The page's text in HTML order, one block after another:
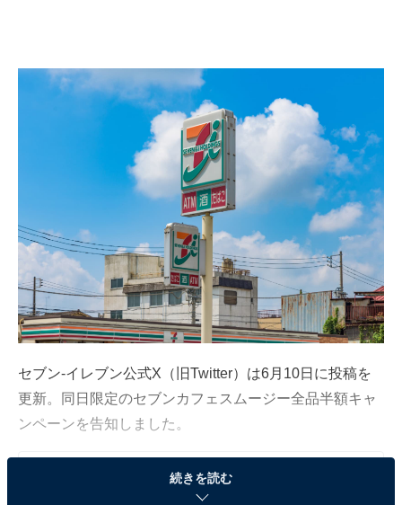
セブン-イレブン公式X（旧Twitter）は6月10日に投稿を
更新。同日限定のセブンカフェスムージー全品半額キャ
ンペーンを告知しました。
この記事の執筆者： All About ニュース編集
続きを読む